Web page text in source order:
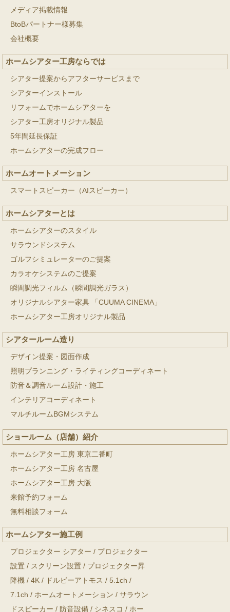
メディア掲載情報
BtoBパートナー様募集
会社概要
ホームシアター工房ならでは
シアター提案からアフターサービスまで
シアターインストール
リフォームでホームシアターを
シアター工房オリジナル製品
5年間延長保証
ホームシアターの完成フロー
ホームオートメーション
スマートスピーカー（AIスピーカー）
ホームシアターとは
ホームシアターのスタイル
サラウンドシステム
ゴルフシミュレーターのご提案
カラオケシステムのご提案
瞬間調光フィルム（瞬間調光ガラス）
オリジナルシアター家具 「CUUMA CINEMA」
ホームシアター工房オリジナル製品
シアタールーム造り
デザイン提案・図面作成
照明プランニング・ライティングコーディネート
防音＆調音ルーム設計・施工
インテリアコーディネート
マルチルームBGMシステム
ショールーム（店舗）紹介
ホームシアター工房 東京二番町
ホームシアター工房 名古屋
ホームシアター工房 大阪
来館予約フォーム
無料相談フォーム
ホームシアター施工例
プロジェクター シアター / プロジェクター
設置 / スクリーン設置 / プロジェクター昇
降機 / 4K / ドルビーアトモス / 5.1ch /
7.1ch / ホームオートメーション / サラウン
ドスピーカー / 防音設備 / シネスコ / ホー